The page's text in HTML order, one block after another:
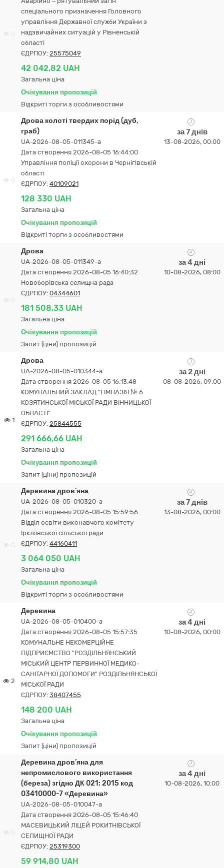
спеціального призначення Головного
управління Державної служби України з
надзвичайних ситуацій у Рівненській
області
ЄДРПОУ: 25575049
42 042,82 UAH
Загальна ціна
Очікування пропозицій
Відкриті торги з особливостями
0
Дрова колоті твердих порід (дуб,
граб)
UA-2026-08-05-011345-a
Дата створення 2026-08-05 16:44:00
Управління поліції охорони в Чернігівській
області
ЄДРПОУ: 40109021
128 330 UAH
Загальна ціна
Очікування пропозицій
Відкриті торги з особливостями
за 7 днів
13-08-2026, 00:00
Дрова
UA-2026-08-05-011349-a
Дата створення 2026-08-05 16:40:32
Новоборівська селищна рада
ЄДРПОУ: 04344601
181 508,33 UAH
Загальна ціна
Очікування пропозицій
Запит (ціни) пропозицій
за 4 дні
10-08-2026, 08:00
1
Дрова
UA-2026-08-05-010344-a
Дата створення 2026-08-05 16:13:48
КОМУНАЛЬНИЙ ЗАКЛАД "ГІМНАЗІЯ № 6
КОЗЯТИНСЬКОЇ МІСЬКОЇ РАДИ ВІННИЦЬКОЇ
ОБЛАСТІ"
ЄДРПОУ: 25844555
291 666,66 UAH
Загальна ціна
Очікування пропозицій
Запит (ціни) пропозицій
за 2 дні
08-08-2026, 09:00
Деревина дров’яна
UA-2026-08-05-010320-a
Дата створення 2026-08-05 15:59:56
Відділ освіти виконавчого комітету
Іркліївської сільської ради
ЄДРПОУ: 44160411
3 064 050 UAH
Загальна ціна
Очікування пропозицій
Відкриті торги з особливостями
за 7 днів
13-08-2026, 00:00
2
Деревина
UA-2026-08-05-010400-a
Дата створення 2026-08-05 15:57:35
КОМУНАЛЬНЕ НЕКОМЕРЦІЙНЕ
ПІДПРИЄМСТВО "РОЗДІЛЬНЯНСЬКИЙ
МІСЬКИЙ ЦЕНТР ПЕРВИННОЇ МЕДИКО-
САНІТАРНОЇ ДОПОМОГИ" РОЗДІЛЬНЯНСЬКОЇ
МІСЬКОЇ РАДИ
ЄДРПОУ: 38407455
148 200 UAH
Загальна ціна
Очікування пропозицій
Запит (ціни) пропозицій
за 4 дні
10-08-2026, 00:00
Деревина дров’яна для
непромислового використання
(береза) згідно ДК 021: 2015 код
03410000-7 «Деревина»
UA-2026-08-05-010047-a
Дата створення 2026-08-05 15:46:40
МАСЕВИЦЬКИЙ ЛІЦЕЙ РОКИТНІВСЬКОЇ
СЕЛИЩНОЇ РАДИ
ЄДРПОУ: 25319300
59 914,80 UAH
за 4 дні
10-08-2026, 10:00